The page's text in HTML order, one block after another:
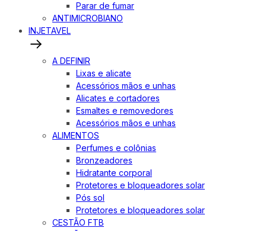
Parar de fumar
ANTIMICROBIANO
INJETAVEL
A DEFINIR
Lixas e alicate
Acessórios mãos e unhas
Alicates e cortadores
Esmaltes e removedores
Acessórios mãos e unhas
ALIMENTOS
Perfumes e colônias
Bronzeadores
Hidratante corporal
Protetores e bloqueadores solar
Pós sol
Protetores e bloqueadores solar
CESTÃO FTB